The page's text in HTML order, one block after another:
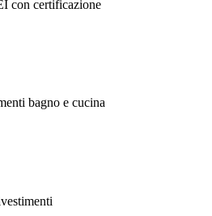
con certificazione
bagno e cucina